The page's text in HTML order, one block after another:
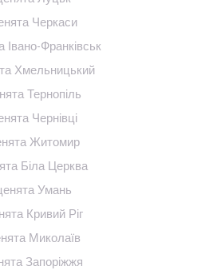
Черкаси
Івано-Франківськ
Хмельницький
Тернопіль
Чернівці
Житомир
Біла Церква
Умань
Кривий Ріг
Миколаїв
Запоріжжя